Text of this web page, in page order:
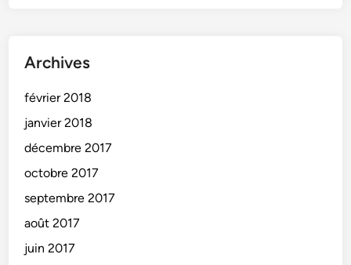
Archives
février 2018
janvier 2018
décembre 2017
octobre 2017
septembre 2017
août 2017
juin 2017